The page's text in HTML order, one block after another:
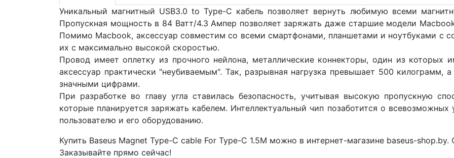
Уникальный магнитный USB3.0 to Type-C кабель позволяет вернуть любимую всеми
Пропускная мощность в 84 Ватт/4.3 Ампер позволяет заряжать даже старшие модели
Помимо Macbook, аксессуар совместим со всеми смартфонами, планшетами и ноутбуками с
их с максимально высокой скоростью.
Провод имеет оплетку из прочного нейлона, металлические коннекторы, один из которых
аксессуар практически "неубиваемым". Так, разрывная нагрузка превышает 500 килограмм,
значными цифрами.
При разработке во главу угла ставилась безопасность, учитывая высокую пропускную
которые планируется заряжать кабелем. Интеллектуальный чип позаботится о всевозможных
пользователю и его оборудованию.
Купить Baseus Magnet Type-C cable For Type-C 1.5M можно в интернет-магазине baseus-
Заказывайте прямо сейчас!